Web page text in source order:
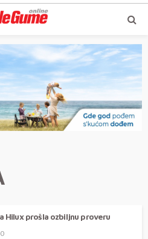
Hilux prošla ozbiljnu proveru